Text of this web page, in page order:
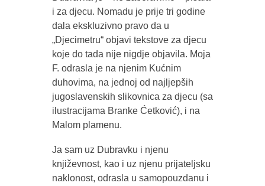
i za djecu. Nomadu je prije tri godine
dala ekskluzivno pravo da u
„Djecimetru“ objavi tekstove za djecu
koje do tada nije nigdje objavila. Moja
F. odrasla je na njenim Kućnim
duhovima, na jednoj od najljepših
jugoslavenskih slikovnica za djecu (sa
ilustracijama Branke Ćetković), i na
Malom plamenu.
Ja sam uz Dubravku i njenu
književnost, kao i uz njenu prijateljsku
naklonost, odrasla u samopouzdanu i